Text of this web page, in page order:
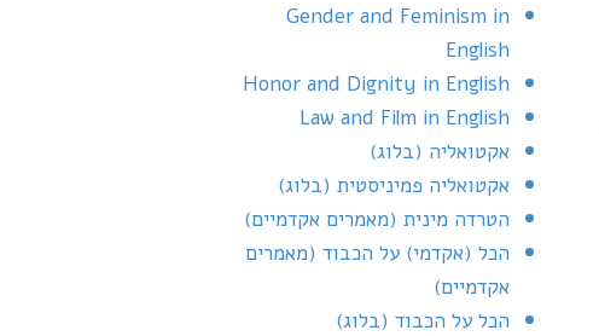
Gender and Feminism in
English
Honor and Dignity in English
Law and Film in English
אקטואליה (בלוג)
אקטואליה פמיניסטית (בלוג)
הטרדה מינית (מאמרים אקדמיים)
הכל (אקדמי) על הכבוד (מאמרים
אקדמיים)
הכל על הכבוד (בלוג)